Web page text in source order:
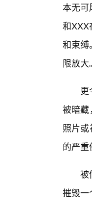
本无可
和XXX
和束缚
限放大。
更
被暗
照片
的严重
被
摧毁一